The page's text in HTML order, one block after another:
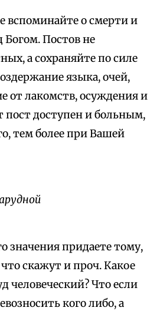
вспоминайте о смерти и
Богом. Постов не
а сохраняйте по силе
языка, очей,
от лакомств, осуждения и
пост доступен и больным,
тем более при Вашей
значения придаете тому,
скажут и проч. Какое
человеческий? Что если
кого либо, а